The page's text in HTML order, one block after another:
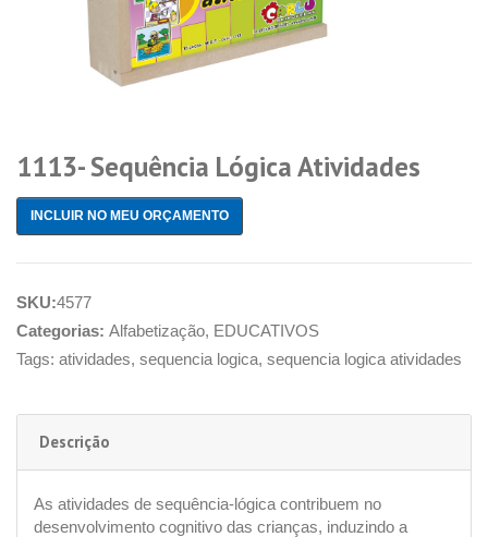
1113- Sequência Lógica Atividades
INCLUIR NO MEU ORÇAMENTO
SKU:4577
Categorias: Alfabetização, EDUCATIVOS
Tags: atividades, sequencia logica, sequencia logica atividades
Descrição
As atividades de sequência-lógica contribuem no
desenvolvimento cognitivo das crianças, induzindo a